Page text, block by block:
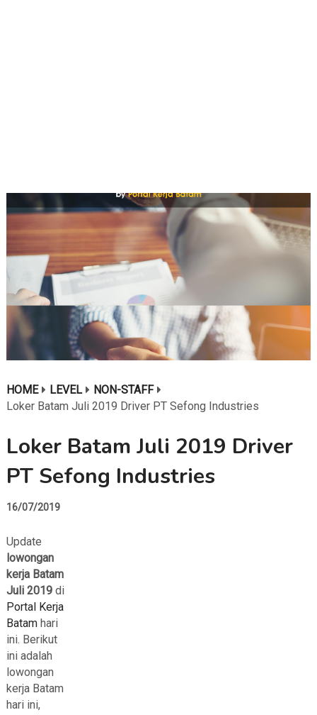
HOME LEVEL
NON-STAFF
Loker Batam Juli 2019 Driver PT Sefong Industries
Loker Batam Juli 2019 Driver
PT Sefong Industries
16/07/2019
Update
lowongan
kerja Batam
Juli 2019 di
Portal Kerja
Batamhari
ini. Berikut
ini adalah
lowongan
kerja Batam
hari ini,